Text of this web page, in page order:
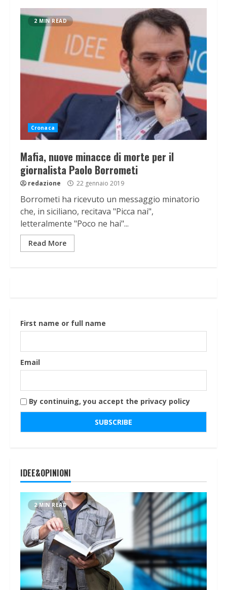
2 MIN READ
Cronaca
Mafia, nuove minacce di morte per il
giornalista Paolo Borrometi
redazione 22 gennaio 2019
Borrometi ha ricevuto un messaggio minatorio
che, in siciliano, recitava "Picca nai",
letteralmente "Poco ne hai"...
Read More
First name or full name
Email
By continuing, you accept the privacy policy
IDEE&OPINIONI
2 MIN READ